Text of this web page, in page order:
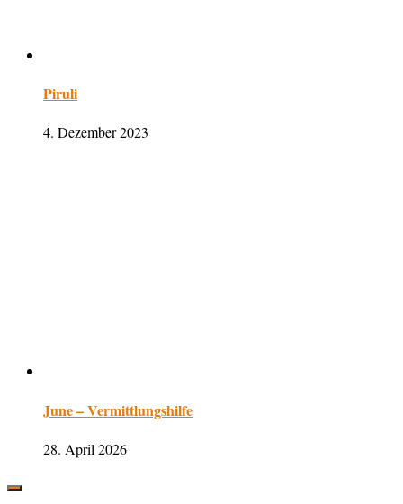
Piruli
4. Dezember 2023
June – Vermittlungshilfe
28. April 2026